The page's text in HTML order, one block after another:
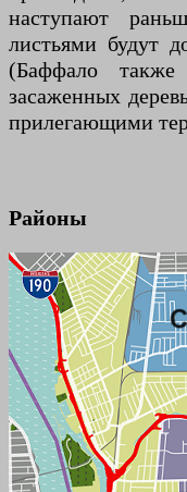
наступают
листьями будут
(Баффало
засаженных
прилегающими
Районы